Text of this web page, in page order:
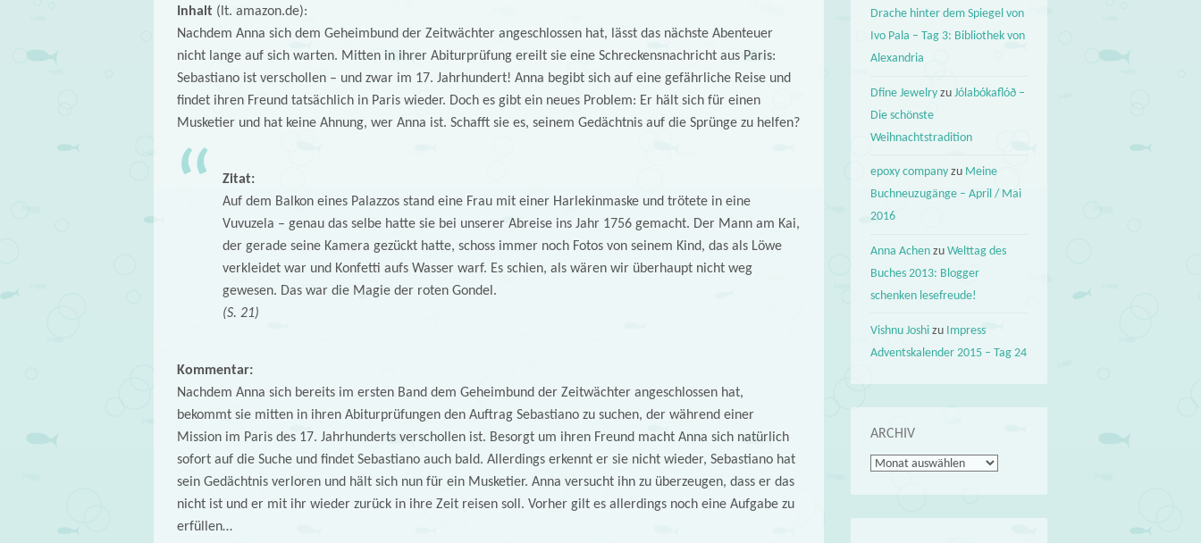
Inhalt (lt. amazon.de):
Nachdem Anna sich dem Geheimbund der Zeitwächter angeschlossen hat, lässt das nächste Abenteuer
nicht lange auf sich warten. Mitten in ihrer Abiturprüfung ereilt sie eine Schreckensnachricht aus Paris:
Sebastiano ist verschollen – und zwar im 17. Jahrhundert! Anna begibt sich auf eine gefährliche Reise und
findet ihren Freund tatsächlich in Paris wieder. Doch es gibt ein neues Problem: Er hält sich für einen
Musketier und hat keine Ahnung, wer Anna ist. Schafft sie es, seinem Gedächtnis auf die Sprünge zu helfen?
Zitat:
Auf dem Balkon eines Palazzos stand eine Frau mit einer Harlekinmaske und trötete in eine
Vuvuzela – genau das selbe hatte sie bei unserer Abreise ins Jahr 1756 gemacht. Der Mann am Kai,
der gerade seine Kamera gezückt hatte, schoss immer noch Fotos von seinem Kind, das als Löwe
verkleidet war und Konfetti aufs Wasser warf. Es schien, als wären wir überhaupt nicht weg
gewesen. Das war die Magie der roten Gondel.
(S. 21)
Kommentar:
Nachdem Anna sich bereits im ersten Band dem Geheimbund der Zeitwächter angeschlossen hat,
bekommt sie mitten in ihren Abiturprüfungen den Auftrag Sebastiano zu suchen, der während einer
Mission im Paris des 17. Jahrhunderts verschollen ist. Besorgt um ihren Freund macht Anna sich natürlich
sofort auf die Suche und findet Sebastiano auch bald. Allerdings erkennt er sie nicht wieder, Sebastiano hat
sein Gedächtnis verloren und hält sich nun für ein Musketier. Anna versucht ihn zu überzeugen, dass er das
nicht ist und er mit ihr wieder zurück in ihre Zeit reisen soll. Vorher gilt es allerdings noch eine Aufgabe zu
erfüllen…
Drache hinter dem Spiegel von
Ivo Pala – Tag 3: Bibliothek von
Alexandria
Dfine Jewelry zuJólabókaflóð –
Die schönste
Weihnachtstradition
epoxy company zu Meine
Buchneuzugänge – April / Mai
2016
Anna Achen zuWelttag des
Buches 2013: Blogger
schenken lesefreude!
Vishnu Joshi zu Impress
Adventskalender 2015 – Tag 24
ARCHIV
Archiv